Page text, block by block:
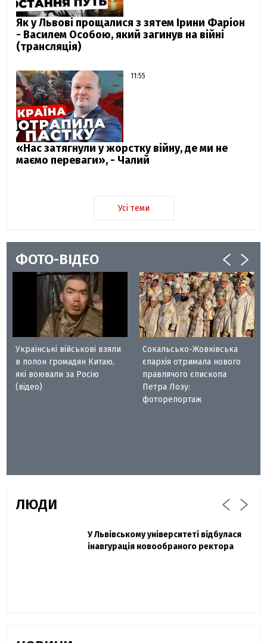
Як у Львові прощалися з зятем Ірини Фаріон
- Василем Особою, який загинув на війні
(трансляція)
11:55
«Нас затягнули у жорстку війну, де ми не
маємо переваги», - Чалий
Усі теми
ФОТО-ВІДЕО
Українські військові взяли
в полон громадян Китаю,
які воювали за Росію
(відео)
Сокальсько-Жовківська
єпархія отримала нового
правлячого єпископа
Петра Лозу:
фоторепортаж
ЛЮДИ
Павло Дак
«Час не лікує, лише притуплює біль»:
Захисник "Азовсталі" Діанов вдруге
одружився та показав фото з весілля
У Львівському університеті відбулася
інавгурація новообраного ректора